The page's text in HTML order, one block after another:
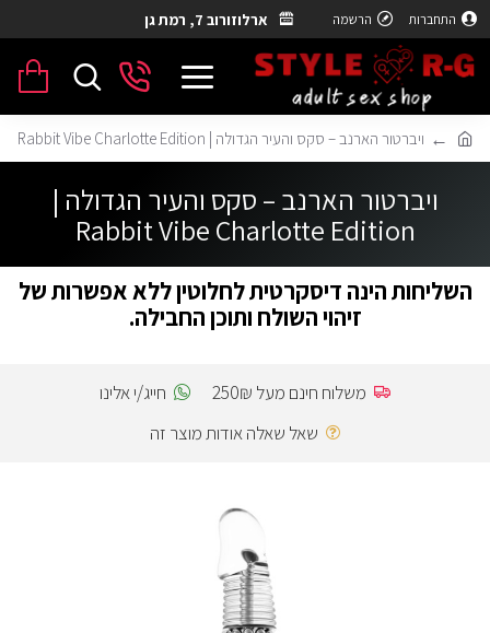
התחברות הרשמה ארלוזורוב 7, רמת גן
ויברטור הארנב – סקס והעיר הגדולה | Rabbit Vibe Charlotte Edition
ויברטור הארנב – סקס והעיר הגדולה |
Rabbit Vibe Charlotte Edition
השליחות הינה דיסקרטית לחלוטין ללא אפשרות של
זיהוי השולח ותוכן החבילה.
משלוח חינם מעל 250₪
חייג/י אלינו
שאל שאלה אודות מוצר זה